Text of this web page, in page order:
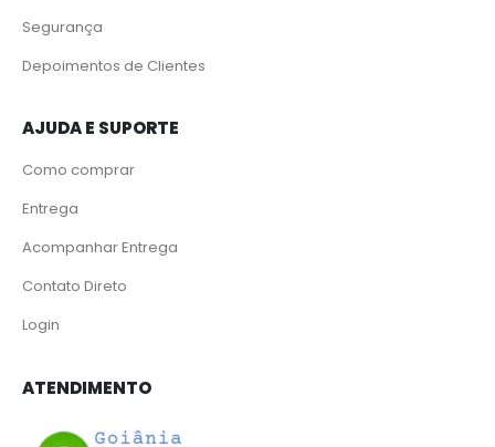
Segurança
Depoimentos de Clientes
AJUDA E SUPORTE
Como comprar
Entrega
Acompanhar Entrega
Contato Direto
Login
ATENDIMENTO